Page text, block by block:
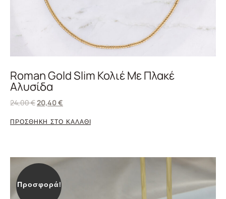
Roman Gold Slim Κολιέ Με Πλακέ
Αλυσίδα
24,00€20,40€
ΠΡΟΣΘΗΚΗ ΣΤΟ ΚΑΛΑΘΙ
Προσφορά!